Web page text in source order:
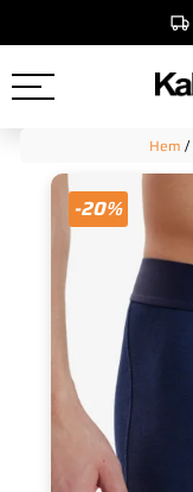
Hem /
-20%